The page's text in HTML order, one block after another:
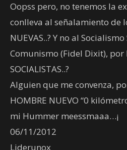
Oopss pero, no tenemos la
conlleva al señalamiento de
NUEVAS..? Y no al
Comunismo (Fidel Dixit), por
SOCIALISTAS..?
Alguien que me convenza,
HOMBRE NUEVO “0
mi Hummer meessmaaa…¡
06/11/2012
Liderunox